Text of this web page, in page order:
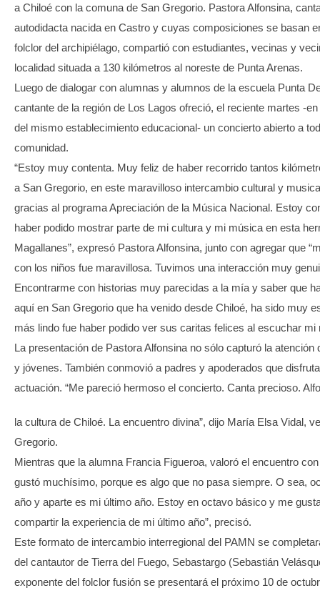
a Chiloé con la comuna de San Gregorio. Pastora Alfonsina,
autodidacta nacida en Castro y cuyas composiciones se basan
folclor del archipiélago, compartió con estudiantes, vecinas y
localidad situada a 130 kilómetros al noreste de Punta Arenas.
Luego de dialogar con alumnas y alumnos de la escuela Punta
cantante de la región de Los Lagos ofreció, el reciente martes -
del mismo establecimiento educacional- un concierto abierto a
comunidad.
“Estoy muy contenta. Muy feliz de haber recorrido tantos
a San Gregorio, en este maravilloso intercambio cultural y
gracias al programa Apreciación de la Música Nacional. Estoy
haber podido mostrar parte de mi cultura y mi música en esta
Magallanes”, expresó Pastora Alfonsina, junto con agregar que
con los niños fue maravillosa. Tuvimos una interacción muy
Encontrarme con historias muy parecidas a la mía y saber que
aquí en San Gregorio que ha venido desde Chiloé, ha sido muy
más lindo fue haber podido ver sus caritas felices al escuchar mi
La presentación de Pastora Alfonsina no sólo capturó la atención
y jóvenes. También conmovió a padres y apoderados que
actuación. “Me pareció hermoso el concierto. Canta precioso.
la cultura de Chiloé. La encuentro divina”, dijo María Elsa Vidal,
Gregorio.
Mientras que la alumna Francia Figueroa, valoró el encuentro
gustó muchísimo, porque es algo que no pasa siempre. O sea,
año y aparte es mi último año. Estoy en octavo básico y me
compartir la experiencia de mi último año”, precisó.
Este formato de intercambio interregional del PAMN se
del cantautor de Tierra del Fuego, Sebastargo (Sebastián
exponente del folclor fusión se presentará el próximo 10 de